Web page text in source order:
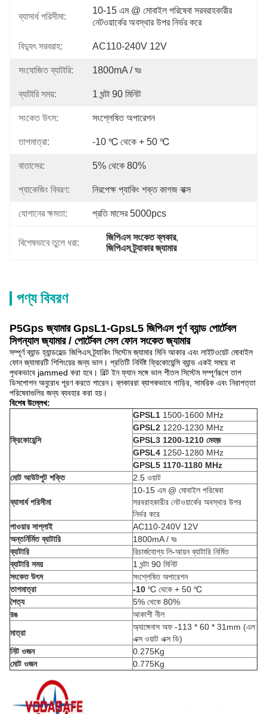
ব্যাসার্ধ পরিসীমা:
10-15 এম @ মোবাইল পরিষেবা সরবরাহকারীর
নেটওয়ার্কের অবস্থার উপর নির্ভর করে
বিদ্যুৎ সরবরাহ: AC110-240V 12V
সংযোজিত ব্যাটারি: 1800mA / ঘঃ
ব্যাটারি সময়: 1 ঘন্টা 90 মিনিট
সংকেত উৎস: সংশ্লেষিত অপারেশন
তাপমাত্রা: -10 ℃ থেকে + 50 ℃
বাতাসের: 5% থেকে 80%
প্যাকেজিং বিবরণ: নিরপেক্ষ প্যাকিং শক্ত কাগজ বাক্স
যোগানের ক্ষমতা: প্রতি মাসের 5000pcs
বিশেষভাবে তুলে ধরা:
জিপিএস সংকেত ব্লকার,
জিপিএস ট্র্যাকার জ্যামার
পণ্য বিবরণ
P5Gps জ্যামার GpsL1-GpsL5 জিপিএস পূর্ণ ব্যান্ড পোর্টেবল
সিগন্যাল জ্যামার / পোর্টেবল সেল ফোন সংকেত জ্যামার
সম্পূর্ণ ব্যান্ড হ্যান্ডহেল্ড জিপিএস ট্র্যাকিং সিস্টেম জ্যামার মিনি আকার এবং লাইটওয়েট মোবাইল
ফোন জ্যামারটি শিপিংয়ের জন্য ভাল। প্রতিটি নির্দিষ্ট ফ্রিকোয়েন্সি ব্যান্ড একই সময়ে বা
পৃথকভাবে jammed করা হবে। বিল্ট ইন ফ্যান সঙ্গে ভাল শীতল সিস্টেম সম্পূর্ণরূপে তাপ
ডিসপোশন অনুরোধ পূরণ করতে পারেন। ব্লকাররা ব্যাপকভাবে গাড়ির, সামরিক এবং নিরাপত্তা
পরিষেবাগুলির জন্য ব্যবহার করা হয়।
বিশেষ উল্লেখ:
ফ্রিকোয়েন্সি
GPSL1 1500-1600 MHz
GPSL2 1220-1230 MHz
GPSL3 1200-1210 মেহজ়
GPSL4 1250-1280 MHz
GPSL5 1170-1180 MHz
মোট আউটপুট শক্তি
2.5 ওয়াট
ব্যাসার্ধ পরিসীমা
10-15 এম @ মোবাইল পরিষেবা
সরবরাহকারীর নেটওয়ার্কের অবস্থার উপর
নির্ভর করে
পাওয়ার সাপ্লাই
AC110-240V 12V
অন্তর্নির্মিত ব্যাটারি
1800mA / ঘঃ
ব্যাটারি
রিচার্জযোগ্য লি-আয়ন ব্যাটারি নির্মিত
ব্যাটারি সময়
1 ঘন্টা 90 মিনিট
সংকেত উৎস
সংশ্লেষিত অপারেশন
তাপমাত্রা
-10 ℃ থেকে + 50 ℃
শৈত্য
5% থেকে 80%
রঙ
আকাশী নীল
মাত্রা
অ্যাঙ্গেনাস অফ -113 * 60 * 31mm (এল
এক্স ওয়াট এক্স ডি)
নিট ওজন
0.275Kg
মোট ওজন
0.775Kg